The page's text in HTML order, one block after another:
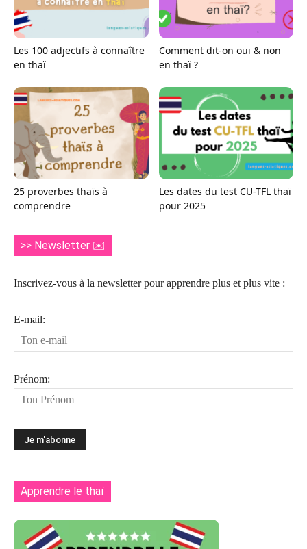
Les 100 adjectifs à connaître
en thaï
Comment dit-on oui & non
en thaï ?
25 proverbes thaïs à
comprendre
Les dates du test CU-TFL thaï
pour 2025
>> Newsletter ✉️
Inscrivez-vous à la newsletter pour apprendre plus et plus vite :
E-mail:
Prénom:
Apprendre le thaï